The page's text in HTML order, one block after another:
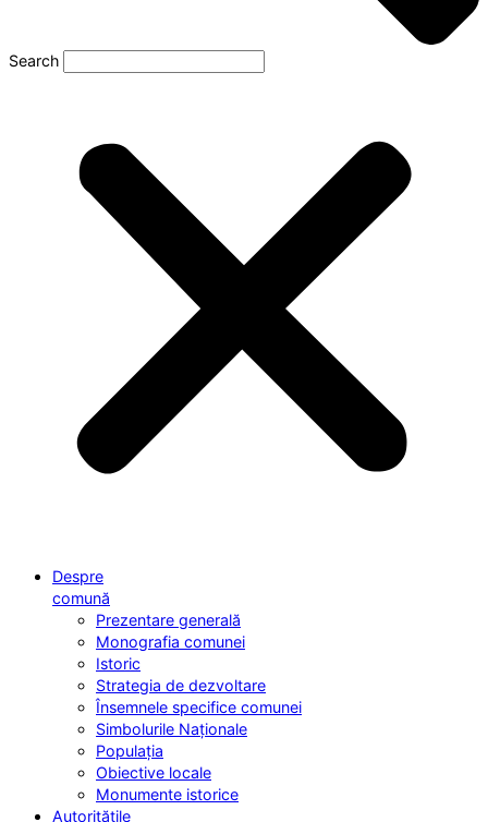
Search
Despre
comună
Prezentare generală
Monografia comunei
Istoric
Strategia de dezvoltare
Însemnele specifice comunei
Simbolurile Naționale
Populația
Obiective locale
Monumente istorice
Autoritățile